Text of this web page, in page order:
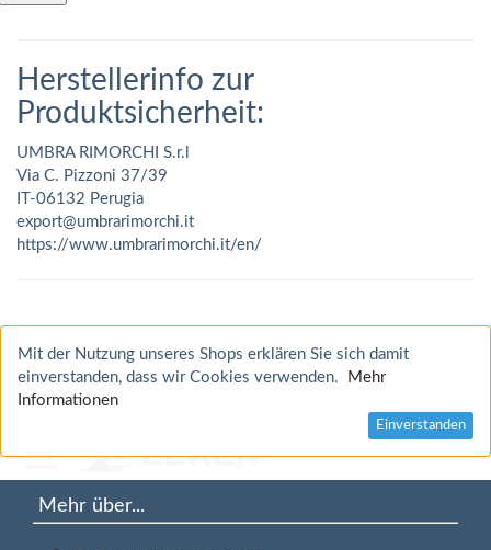
Herstellerinfo zur
Produktsicherheit:
UMBRA RIMORCHI S.r.l
Via C. Pizzoni 37/39
IT-06132 Perugia
export@umbrarimorchi.it
https://www.umbrarimorchi.it/en/
Mit der Nutzung unseres Shops erklären Sie sich damit
einverstanden, dass wir Cookies verwenden.
Mehr
Informationen
Einverstanden
Mehr über...